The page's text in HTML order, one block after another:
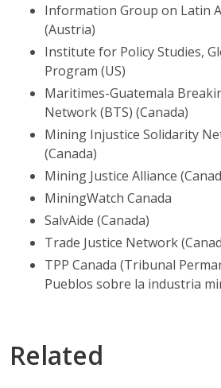
Information Group on Latin
(Austria)
Institute for Policy Studies,
Program (US)
Maritimes-Guatemala
Network (BTS) (Canada)
Mining Injustice Solidarity
(Canada)
Mining Justice Alliance
MiningWatch Canada
SalvAide (Canada)
Trade Justice Network
TPP Canada (Tribunal
Pueblos sobre la industria
Related